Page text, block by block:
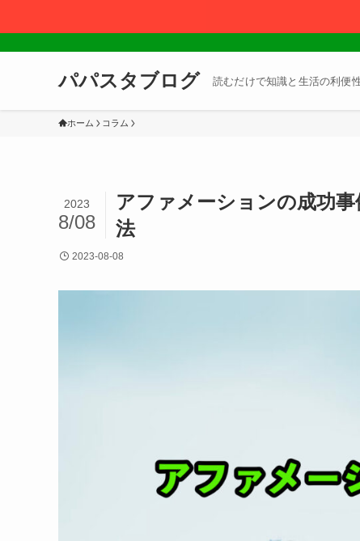
パパスタブログ 読むだけで知識と生活の利便
ホーム コラム
アファメーションの成功
法
2023
8/08
2023-08-08